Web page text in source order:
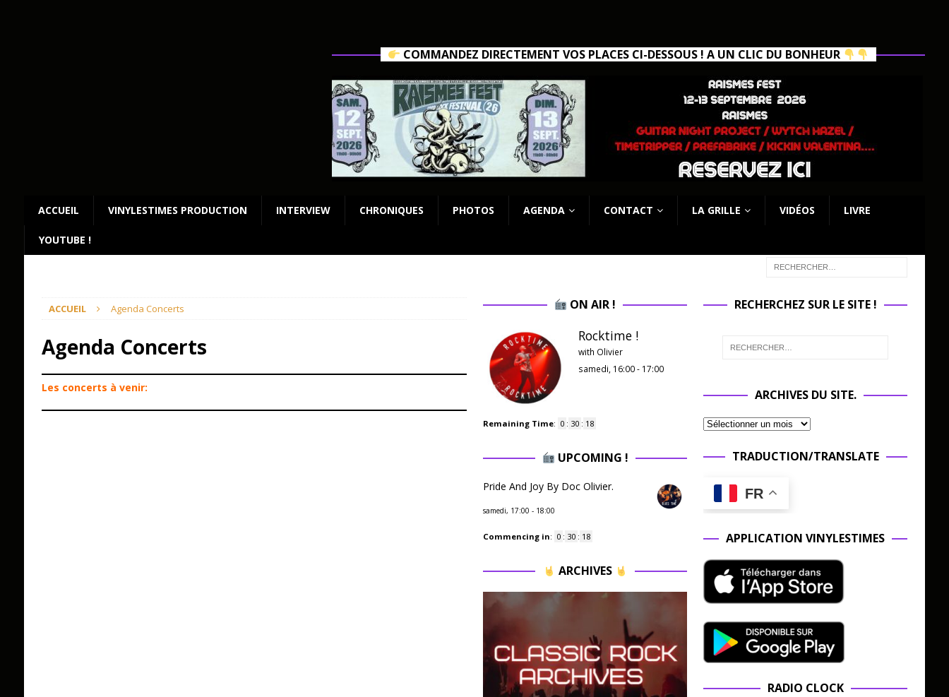
COMMANDEZ DIRECTEMENT VOS PLACES CI-DESSOUS ! A UN CLIC DU BONHEUR
ACCUEIL VINYLESTIMES PRODUCTION INTERVIEW CHRONIQUES PHOTOS AGENDA CONTACT LA GRILLE VIDÉOS LIVRE
YOUTUBE !
ACCUEIL Agenda Concerts
Agenda Concerts
Les concerts à venir:
ON AIR !
Rocktime !
with Olivier
samedi, 16:00 - 17:00
Remaining Time: 0 : 30 : 17
UPCOMING !
Pride And Joy By Doc Olivier.
samedi, 17:00 - 18:00
Commencing in: 0 : 30 : 17
ARCHIVES
RECHERCHEZ SUR LE SITE !
ARCHIVES DU SITE.
TRADUCTION/TRANSLATE
FR
APPLICATION VINYLESTIMES
RADIO CLOCK